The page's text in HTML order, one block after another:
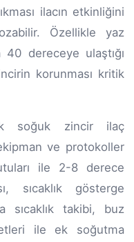
ilacın etkinliğini
Özellikle yaz
40 dereceye ulaştığı
korunması kritik
soğuk zincir ilaç
ekipman ve protokoller
ile 2-8 derece
sıcaklık gösterge
sıcaklık takibi, buz
ile ek soğutma